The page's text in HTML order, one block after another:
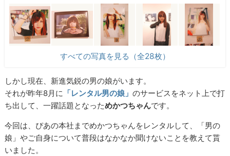
すべての写真を見る（全28枚）
しかし現在、新進気鋭の男の娘がいます。
それが昨年8月に 「レンタル男の娘」のサービスをネット上で打
ち出して、一躍話題となっためかつちゃんです。
今回は、ぴあの本社までめかつちゃんをレンタルして、「男の
娘」やご自身について普段はなかなか聞けないことを教えて貰
いました。